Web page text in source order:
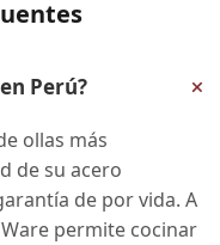
Perú? +
ollas más
de su acero
de por vida. A
permite cocinar